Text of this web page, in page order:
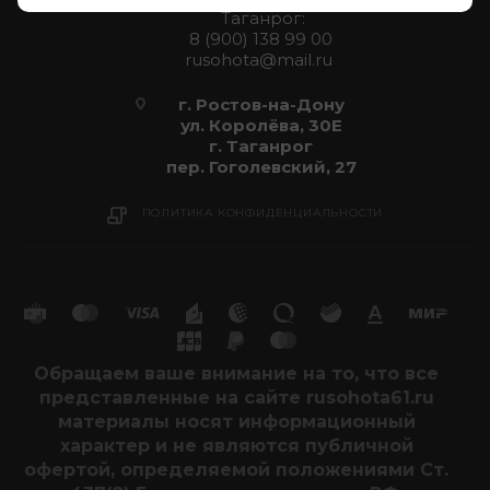
Таганрог:
8 (900) 138 99 00
rusohota@mail.ru
г. Ростов-на-Дону
ул. Королёва, 30Е
г. Таганрог
пер. Гоголевский, 27
ПОЛИТИКА КОНФИДЕНЦИАЛЬНОСТИ
Обращаем ваше внимание на то, что все
представленные на сайте rusohota61.ru
материалы носят информационный
характер и не являются публичной
офертой, определяемой положениями Ст.